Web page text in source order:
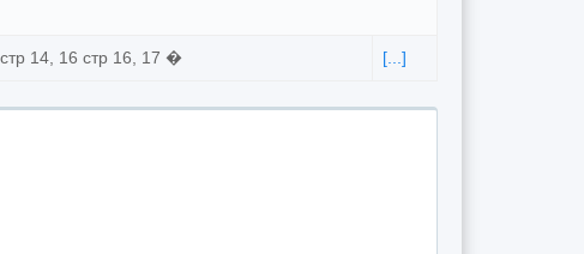
14, 16 стр 16, 17 � [...]